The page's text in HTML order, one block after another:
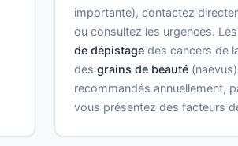
importante), contactez
ou consultez les urgences.
de dépistage des cancers de
desgrains de beauté
recommandés annuellement,
vous présentez des facteurs